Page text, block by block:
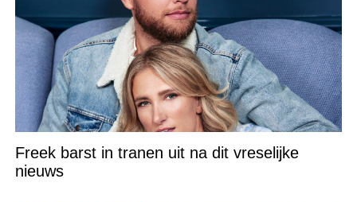
Freek barst in tranen uit na dit vreselijke
nieuws